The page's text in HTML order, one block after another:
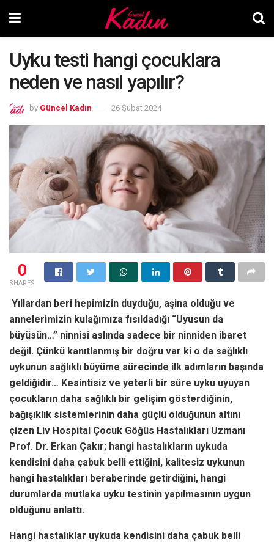
Uyku testi hangi çocuklara
neden ve nasıl yapılır?
by Güncel Kadın 26 Şubat 2024
0
SHARES
Yıllardan beri hepimizin duyduğu, aşina olduğu ve
annelerimizin kulağımıza fısıldadığı “Uyusun da
büyüsün…” ninnisi aslında sadece bir ninniden ibaret
değil. Çünkü kanıtlanmış bir doğru var ki o da sağlıklı
uykunun sağlıklı büyüme sürecinde ilk adımların başında
geldiğidir… Kesintisiz ve yeterli bir süre uyku uyuyan
çocukların daha sağlıklı bir gelişim gösterdiğinin,
bağışıklık sistemlerinin daha güçlü olduğunun altını
çizen Liv Hospital Çocuk Göğüs Hastalıkları Uzmanı
Prof. Dr. Erkan Çakır; hangi hastalıkların uykuda
kendisini daha çabuk belli ettiğini, kalitesiz uykunun
hangi hastalıkları beraberinde getirdiğini, hangi
durumlarda mutlaka uyku testinin yapılmasının uygun
olduğunu anlattı.
Hangi hastalıklar uykuda kendisini daha çabuk belli